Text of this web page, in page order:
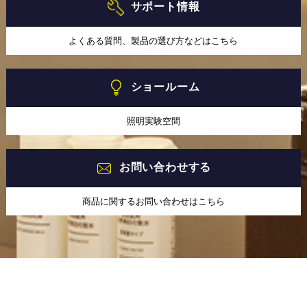
サポート情報
よくある質問、製品の選び方などはこちら
ショールーム
照明実験空間
お問い合わせする
商品に関するお問い合わせはこちら